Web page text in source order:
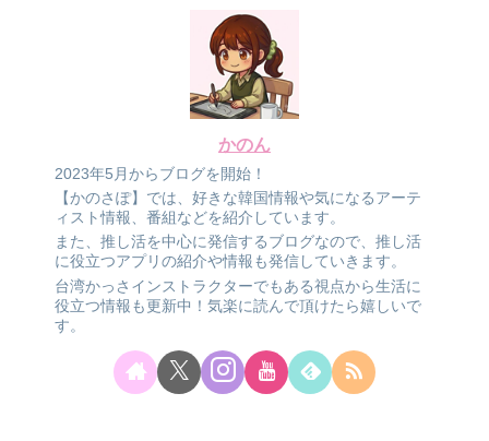
かのん
2023年5月からブログを開始！
【かのさぽ】では、好きな韓国情報や気になるアーテ
ィスト情報、番組などを紹介しています。
また、推し活を中心に発信するブログなので、推し活
に役立つアプリの紹介や情報も発信していきます。
台湾かっさインストラクターでもある視点から生活に
役立つ情報も更新中！気楽に読んで頂けたら嬉しいで
す。